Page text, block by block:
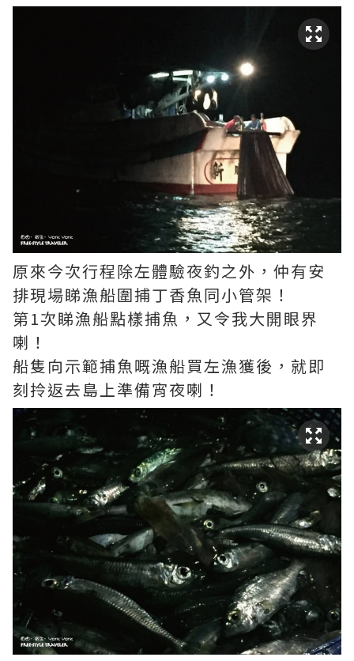
原來今次行程除左體驗夜釣之外，仲有安
排現場睇漁船圍捕丁香魚同小管架！
第1次睇漁船點樣捕魚，又令我大開眼界
喇！
船隻向示範捕魚嘅漁船買左漁獲後，就即
刻拎返去島上準備宵夜喇！